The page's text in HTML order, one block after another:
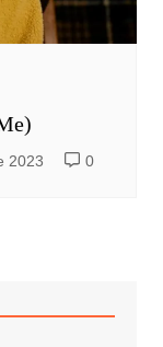
2023 0